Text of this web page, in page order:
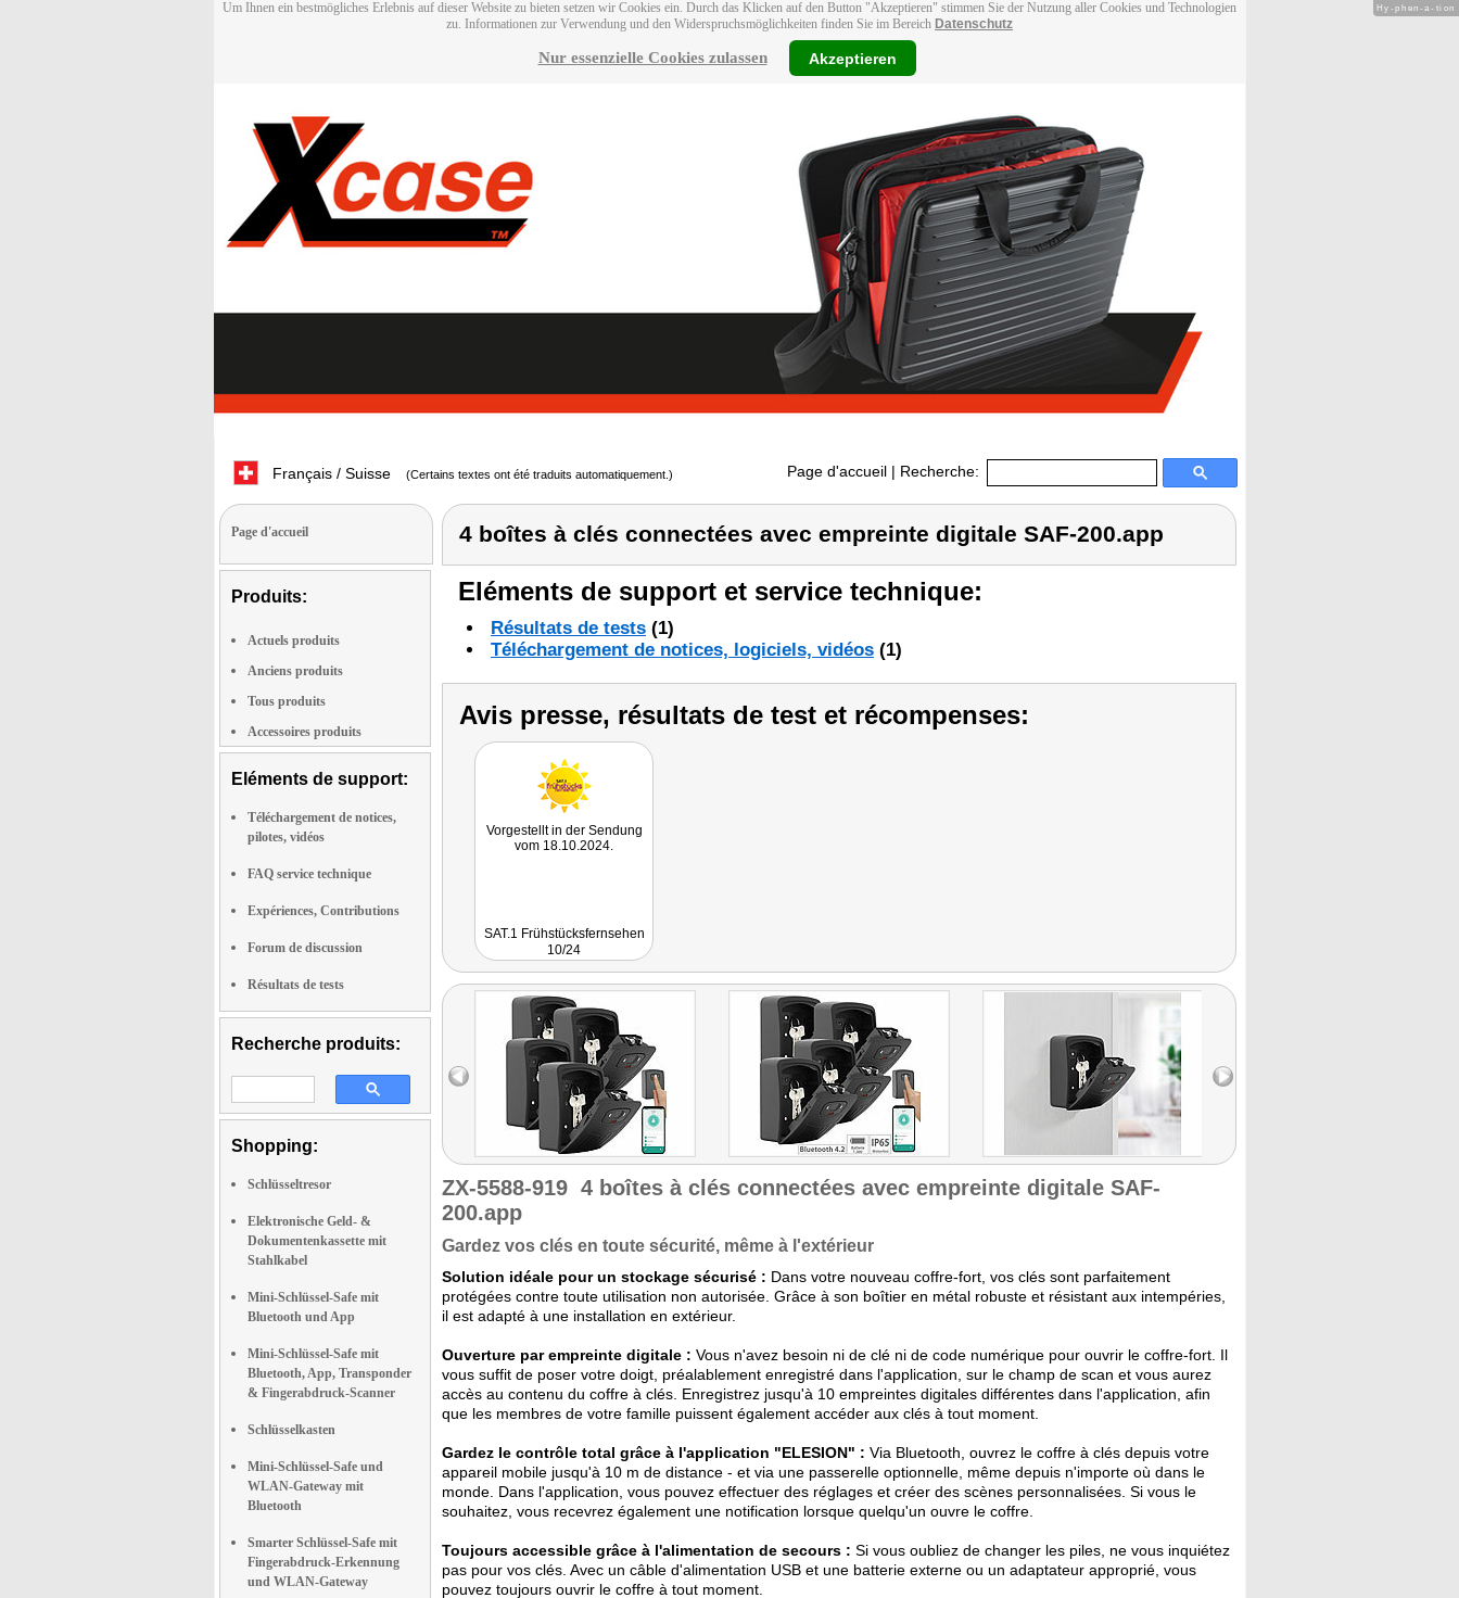
Um Ihnen ein bestmögliches Erlebnis auf dieser Website zu bieten setzen wir Cookies ein. Durch das Klicken auf den Button "Akzeptieren" stimmen Sie der Nutzung aller Cookies und Technologien
zu. Informationen zur Verwendung und den Widerspruchsmöglichkeiten finden Sie im Bereich Datenschutz
Nur essenzielle Cookies zulassen Akzeptieren
Français / Suisse (Certains textes ont été traduits automatiquement.) Page d'accueil | Recherche:
Page d'accueil
Produits:
Actuels produits
Anciens produits
Tous produits
Accessoires produits
Eléments de support:
Téléchargement de notices,
pilotes, vidéos
FAQ service technique
Expériences, Contributions
Forum de discussion
Résultats de tests
Recherche produits:
Shopping:
Schlüsseltresor
Elektronische Geld- &
Dokumentenkassette mit
Stahlkabel
Mini-Schlüssel-Safe mit
Bluetooth und App
Mini-Schlüssel-Safe mit
Bluetooth, App, Transponder
& Fingerabdruck-Scanner
Schlüsselkasten
Mini-Schlüssel-Safe und
WLAN-Gateway mit
Bluetooth
Smarter Schlüssel-Safe mit
Fingerabdruck-Erkennung
und WLAN-Gateway
4 boîtes à clés connectées avec empreinte digitale SAF-200.app
Eléments de support et service technique:
Résultats de tests (1)
Téléchargement de notices, logiciels, vidéos (1)
Avis presse, résultats de test et récompenses:
Vorgestellt in der Sendung
vom 18.10.2024.
SAT.1 Frühstücksfernsehen
10/24
ZX-5588-919 4 boîtes à clés connectées avec empreinte digitale SAF-
200.app
Gardez vos clés en toute sécurité, même à l'extérieur
Solution idéale pour un stockage sécurisé : Dans votre nouveau coffre-fort, vos clés sont parfaitement
protégées contre toute utilisation non autorisée. Grâce à son boîtier en métal robuste et résistant aux intempéries,
il est adapté à une installation en extérieur.
Ouverture par empreinte digitale : Vous n'avez besoin ni de clé ni de code numérique pour ouvrir le coffre-fort. Il
vous suffit de poser votre doigt, préalablement enregistré dans l'application, sur le champ de scan et vous aurez
accès au contenu du coffre à clés. Enregistrez jusqu'à 10 empreintes digitales différentes dans l'application, afin
que les membres de votre famille puissent également accéder aux clés à tout moment.
Gardez le contrôle total grâce à l'application "ELESION" : Via Bluetooth, ouvrez le coffre à clés depuis votre
appareil mobile jusqu'à 10 m de distance - et via une passerelle optionnelle, même depuis n'importe où dans le
monde. Dans l'application, vous pouvez effectuer des réglages et créer des scènes personnalisées. Si vous le
souhaitez, vous recevrez également une notification lorsque quelqu'un ouvre le coffre.
Toujours accessible grâce à l'alimentation de secours : Si vous oubliez de changer les piles, ne vous inquiétez
pas pour vos clés. Avec un câble d'alimentation USB et une batterie externe ou un adaptateur approprié, vous
pouvez toujours ouvrir le coffre à tout moment.
Hy-phen-a-tion